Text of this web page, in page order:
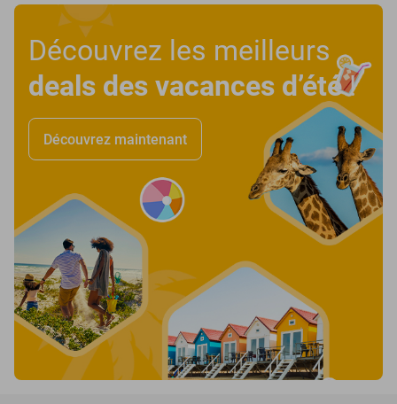
Découvrez les meilleurs
deals des vacances d’été!
Découvrez maintenant